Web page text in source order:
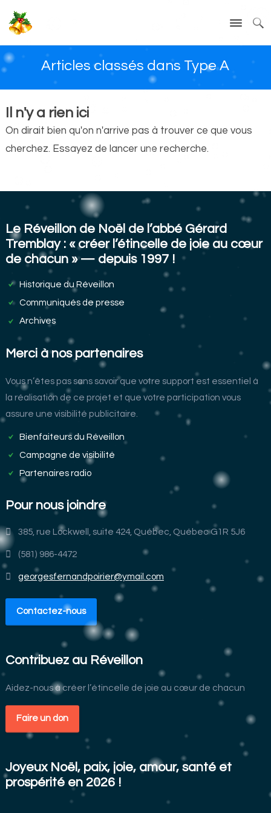
Articles classés dans Type A
Il n'y a rien ici
On dirait bien qu'on n'arrive pas à trouver ce que vous
cherchez. Essayez de lancer une recherche.
Le Réveillon de Noël de l’abbé Gérard
Tremblay : « créer l’étincelle de joie au cœur
de chacun » — depuis 1997 !
Historique du Réveillon
Communiqués de presse
Archives
Merci à nos partenaires
Vous n’êtes pas sans savoir que votre support est essentiel à
la réalisation de ce projet et que votre participation vous
assure une visibilité publicitaire.
Bienfaiteurs du Réveillon
Campagne de visibilité
Partenaires radio
Pour nous joindre
385, rue Lockwell, suite 424, Québec, Québec G1R 5J6
(581) 986-4472
georgesfernandpoirier@ymail.com
Contactez-nous
Contribuez au Réveillon
Aidez-nous à créer l’étincelle de joie au cœur de chacun
Faire un don
Joyeux Noël, paix, joie, amour, santé et
prospérité en 2026 !